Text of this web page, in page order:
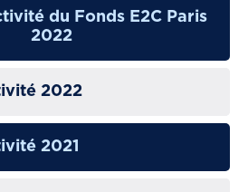
du Fonds E2C Paris
2022
2022
2021